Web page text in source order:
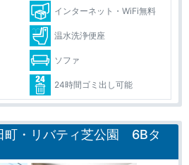
インターネット・WiFi無料
温水洗浄便座
ソファ
24時間ゴミ出し可能
町・リバティ芝公園 6Bタ